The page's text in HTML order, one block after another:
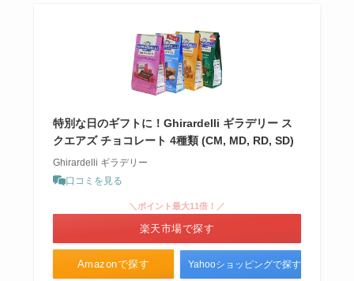
特別な日のギフトに！Ghirardelli ギラデリー ス
クエアズ チョコレート 4種類 (CM, MD, RD, SD)
Ghirardelli ギラデリー
口コミを見る
Amazonで探す
＼ポイント最大11倍！／
楽天市場で探す
Yahooショッピングで探す